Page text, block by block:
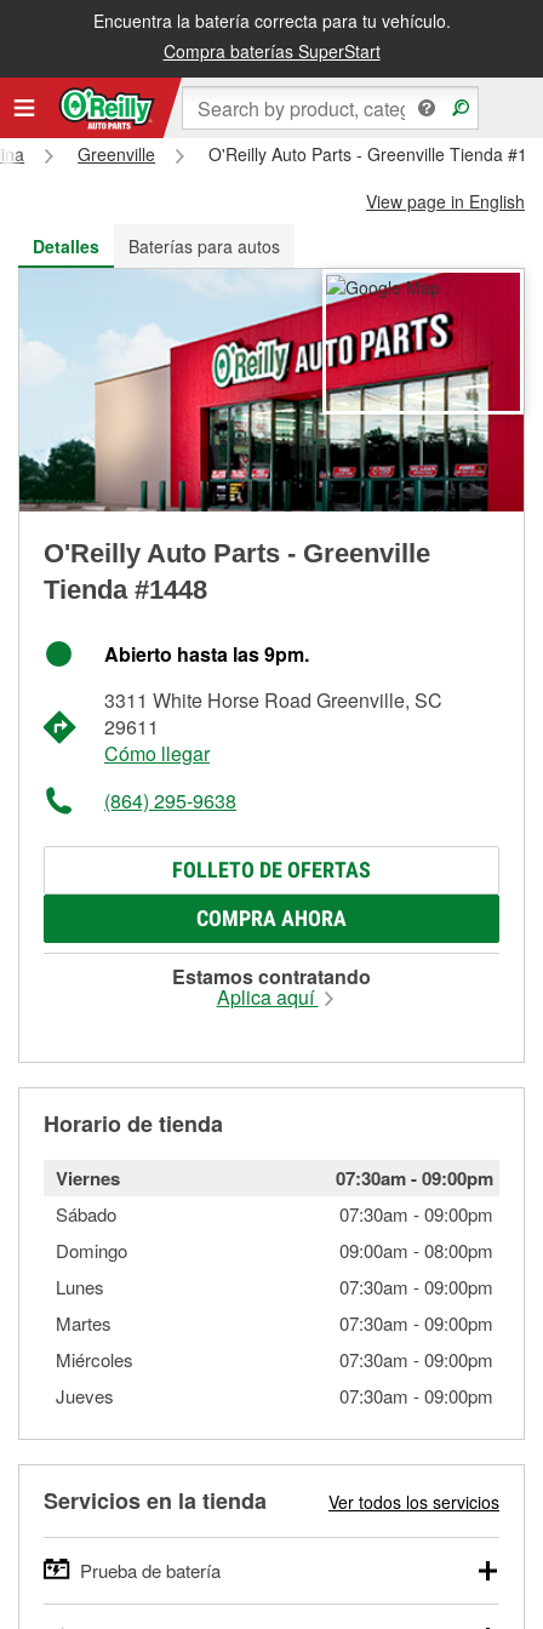
Encuentra la batería correcta para tu vehículo.
Compra baterías SuperStart
Recibe tu orden gratis al día siguiente o recógela en la tienda
Greenville
O'Reilly Auto Parts - Greenville Tienda
View page in English
Detalles
Baterías para autos
O'Reilly Auto Parts - Greenville
Tienda #1448
Abierto hasta las 9pm.
3311 White Horse Road Greenville, SC
29611
Cómo llegar
(864) 295-9638
FOLLETO DE OFERTAS
COMPRA AHORA
Estamos contratando
Aplica aquí
Horario de tienda
Viernes 07:30am-09:00pm
Sábado 07:30am -09:00pm
Domingo
09:00am -08:00pm
Lunes
07:30am -09:00pm
Martes
07:30am -09:00pm
Miércoles
07:30am -09:00pm
Jueves
07:30am -09:00pm
Servicios en la tienda Ver todos los servicios
Prueba de batería